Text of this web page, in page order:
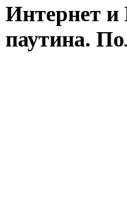
Интернет и
паутина.